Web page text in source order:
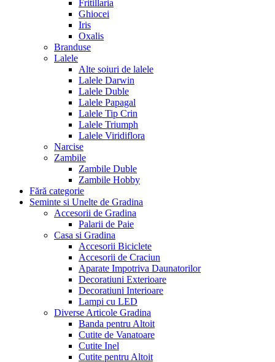
Fritillaria
Ghiocei
Iris
Oxalis
Branduse
Lalele
Alte soiuri de lalele
Lalele Darwin
Lalele Duble
Lalele Papagal
Lalele Tip Crin
Lalele Triumph
Lalele Viridiflora
Narcise
Zambile
Zambile Duble
Zambile Hobby
Fără categorie
Seminte si Unelte de Gradina
Accesorii de Gradina
Palarii de Paie
Casa si Gradina
Accesorii Biciclete
Accesorii de Craciun
Aparate Impotriva Daunatorilor
Decoratiuni Exterioare
Decoratiuni Interioare
Lampi cu LED
Diverse Articole Gradina
Banda pentru Altoit
Cutite de Vanatoare
Cutite Inel
Cutite pentru Altoit